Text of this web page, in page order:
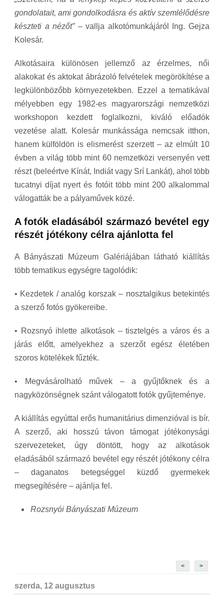
gondolatait, ami gondolkodásra és aktív szemlélődésre
készteti a nézőt”– vallja alkotómunkájáról Ing. Gejza
Kolesár.
Alkotásaira különösen jellemző az érzelmes, női
alakokat és aktokat ábrázoló felvételek megörökítése a
legkülönbözőbb környezetekben. Ezzel a tematikával
mélyebben egy 1982-es magyarországi nemzetközi
workshopon kezdett foglalkozni, kiváló előadók
vezetése alatt. Kolesár munkássága nemcsak itthon,
hanem külföldön is elismerést szerzett – az elmúlt 10
évben a világ több mint 60 nemzetközi versenyén vett
részt (beleértve Kínát, Indiát vagy Srí Lankát), ahol több
tucatnyi díjat nyert és fotóit több mint 200 alkalommal
válogatták be a pályaművek közé.
A fotók eladásából származó bevétel egy
részét jótékony célra ajánlotta fel
A Bányászati Múzeum Galériájában látható kiállítás
több tematikus egységre tagolódik:
• Kezdetek / analóg korszak – nosztalgikus betekintés
a szerző fotós gyökereibe.
• Rozsnyó ihlette alkotások – tisztelgés a város és a
járás előtt, amelyekhez a szerzőt egész életében
szoros kötelékek fűzték.
• Megvásárolható művek – a gyűjtőknek és a
nagyközönségnek szánt válogatott fotók gyűjteménye.
A kiállítás egyúttal erős humanitárius dimenzióval is bír.
A szerző, aki hosszú távon támogat jótékonysági
szervezeteket, úgy döntött, hogy az alkotások
eladásából származó bevétel egy részét jótékony célra
– daganatos betegséggel küzdő gyermekek
megsegítésére – ajánlja fel.
Rozsnyói Bányászati Múzeum
< >
szerda, 12 augusztus